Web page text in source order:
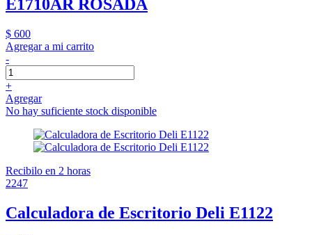
E1710AR ROSADA
$ 600
Agregar a mi carrito
-
+
Agregar
No hay suficiente stock disponible
Recibilo en 2 horas
2247
Calculadora de Escritorio Deli E1122